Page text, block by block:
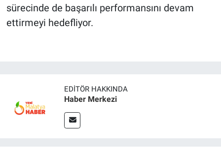
sürecinde de başarılı performansını devam
ettirmeyi hedefliyor.
EDITÖR HAKKINDA
Haber Merkezi